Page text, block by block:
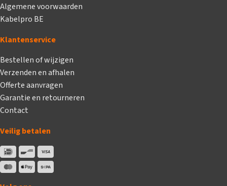
Algemene voorwaarden
Kabelpro BE
Klantenservice
Bestellen of wijzigen
Verzenden en afhalen
Offerte aanvragen
Garantie en retourneren
Contact
Veilig betalen